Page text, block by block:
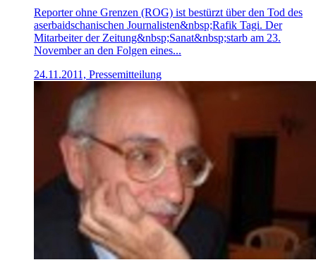
Reporter ohne Grenzen (ROG) ist bestürzt über den Tod des
aserbaidschanischen Journalisten&nbsp;Rafik Tagi. Der
Mitarbeiter der Zeitung&nbsp;Sanat&nbsp;starb am 23.
November an den Folgen eines...
24.11.2011, Pressemitteilung